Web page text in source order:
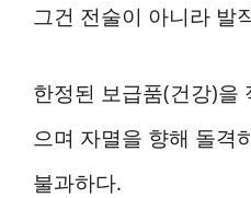
그건 전술이 아니라 발
한정된 보급품(건강)을
으며 자멸을 향해 돌격
불과하다.